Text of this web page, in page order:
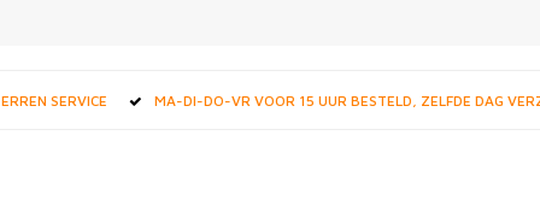
SERVICE MA-DI-DO-VR VOOR 15 UUR BESTELD, ZELFDE DAG